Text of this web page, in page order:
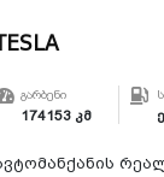
ᲒᲐᲠᲑᲔᲜᲘ
174153 კმ